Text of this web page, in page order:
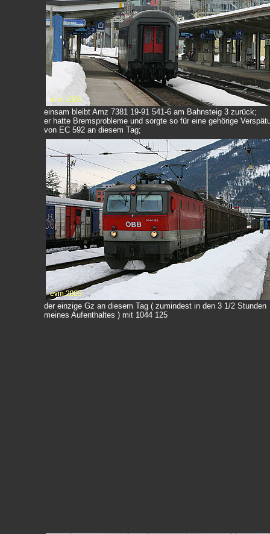
einsam bleibt Amz 7381 19-91 541-6 am Bahnsteig 3 zurück;
er hatte Bremsprobleme und sorgte so für eine gehörige
von EC 592 an diesem Tag;
der einzige Gz an diesem Tag ( zumindest in den 3 1/2 Stunden
meines Aufenthaltes ) mit 1044 125